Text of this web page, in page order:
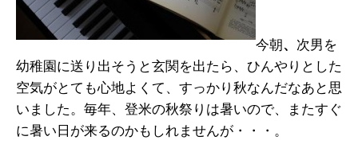
今朝、 次男を
幼稚園に送り出そうと玄関を出たら、ひんやりとした
空気がとても心地よくて、すっかり秋なんだなあと思
いました。毎年、登米の秋祭りは暑いので、またすぐ
に暑い日が来るのかもしれませんが・・・。